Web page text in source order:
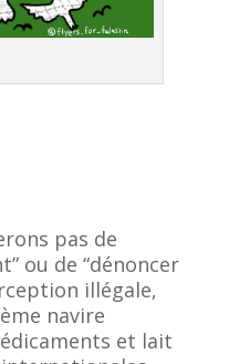
pas de
ou de “dénoncer
illégale,
navire
et lait